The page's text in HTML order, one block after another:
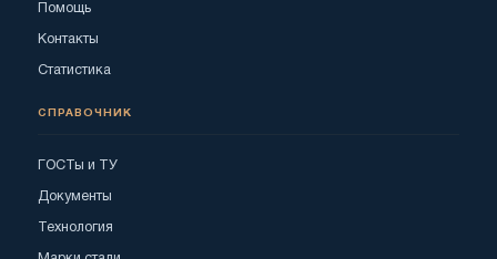
Помощь
Контакты
Статистика
СПРАВОЧНИК
ГОСТы и ТУ
Документы
Технология